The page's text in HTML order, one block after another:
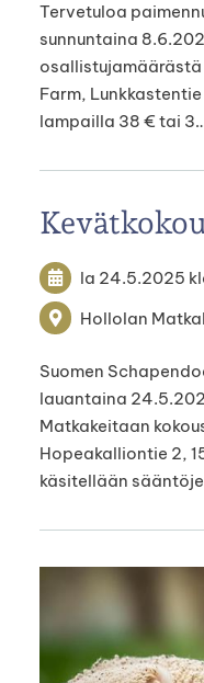
Tervetuloa
sunnuntaina
osallistujamäärästä
Farm,
lampailla 38 € tai
la 24.5.2025
Hollolan
Suomen
lauantaina
Matkakeitaan
Hopeakalliontie 2,
käsitellään